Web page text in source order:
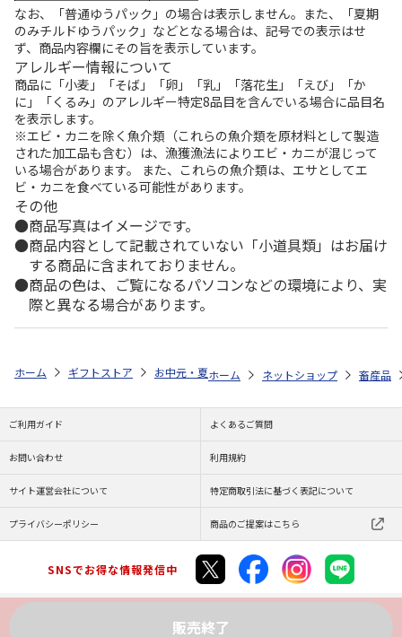
なお、「普通ゆうパック」の場合は表示しません。また、「夏期
のみチルドゆうパック」などとなる場合は、記号での表示はせ
ず、商品内容欄にその旨を表示しています。
アレルギー情報について
商品に「小麦」「そば」「卵」「乳」「落花生」「えび」「か
に」「くるみ」のアレルギー特定8品目を含んでいる場合に品目名
を表示します。
※エビ・カニを除く魚介類（これらの魚介類を原材料として製造
された加工品も含む）は、漁獲漁法によりエビ・カニが混じって
いる場合があります。 また、これらの魚介類は、エサとしてエ
ビ・カニを食べている可能性があります。
その他
商品写真はイメージです。
商品内容として記載されていない「小道具類」はお届け
する商品に含まれておりません。
商品の色は、ご覧になるパソコンなどの環境により、実
際と異なる場合があります。
販売終了
ホーム ギフトストア お中元・夏ギフト特集 2026 ゆうゆうギフト
ホーム ネットショップ 畜産品
ご利用ガイド よくあるご質問
お問い合わせ 利用規約
サイト運営会社について 特定商取引法に基づく表記について
プライバシーポリシー 商品のご提案はこちら
SNSでお得な情報発信中